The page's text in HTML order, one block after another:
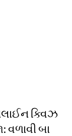
ક્વિઝ
વળાવી બા